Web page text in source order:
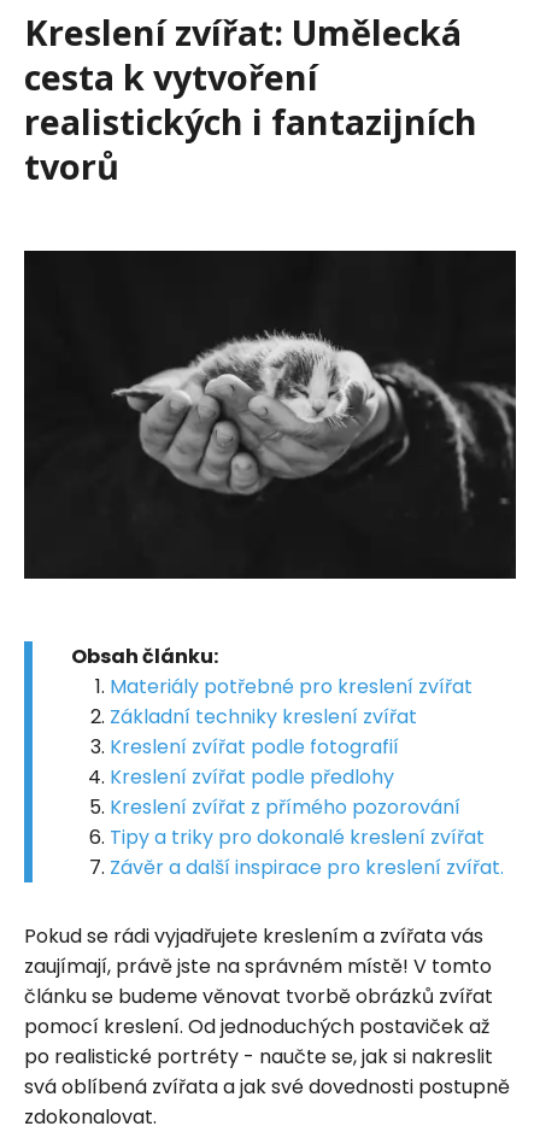
Kreslení zvířat: Umělecká
cesta k vytvoření
realistických i fantazijních
tvorů
Obsah článku:
Materiály potřebné pro kreslení zvířat
Základní techniky kreslení zvířat
Kreslení zvířat podle fotografií
Kreslení zvířat podle předlohy
Kreslení zvířat z přímého pozorování
Tipy a triky pro dokonalé kreslení zvířat
Závěr a další inspirace pro kreslení zvířat.
Pokud se rádi vyjadřujete kreslením a zvířata vás
zaujímají, právě jste na správném místě! V tomto
článku se budeme věnovat tvorbě obrázků zvířat
pomocí kreslení. Od jednoduchých postaviček až
po realistické portréty - naučte se, jak si nakreslit
svá oblíbená zvířata a jak své dovednosti postupně
zdokonalovat.